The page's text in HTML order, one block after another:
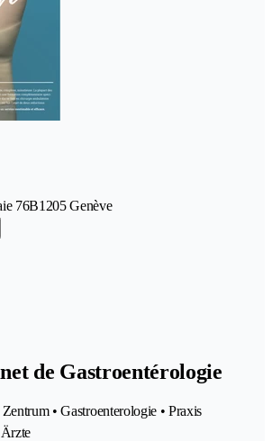
76B1205 Genève
de Gastroentérologie
• Gastroenterologie • Praxis
Ärzte